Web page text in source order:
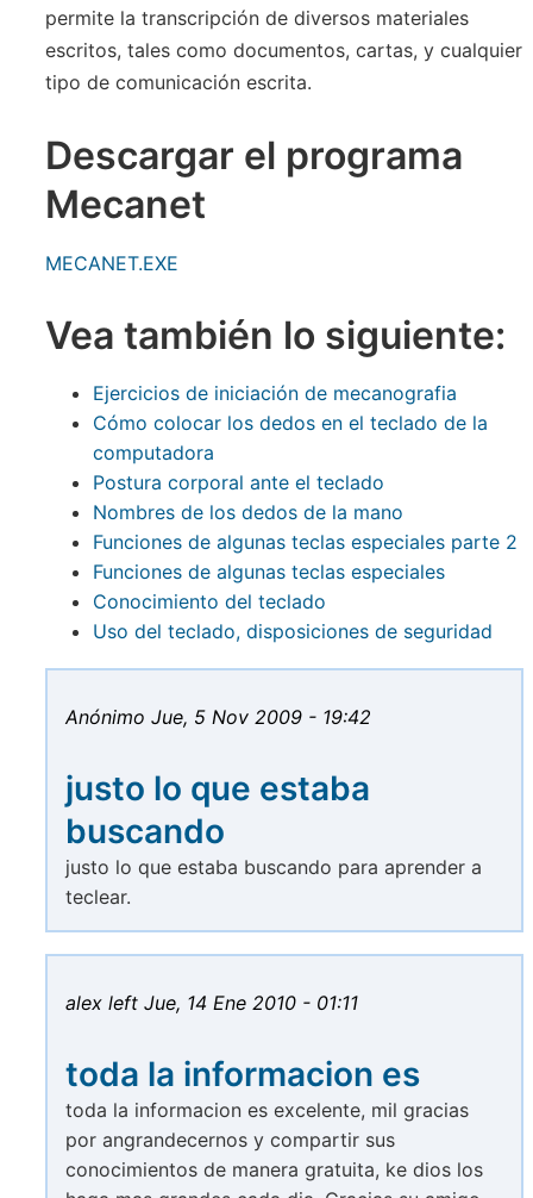
permite la transcripción de diversos materiales
escritos, tales como documentos, cartas, y cualquier
tipo de comunicación escrita.
Descargar el programa
Mecanet
MECANET.EXE
Vea también lo siguiente:
Ejercicios de iniciación de mecanografia
Cómo colocar los dedos en el teclado de la
computadora
Postura corporal ante el teclado
Nombres de los dedos de la mano
Funciones de algunas teclas especiales parte 2
Funciones de algunas teclas especiales
Conocimiento del teclado
Uso del teclado, disposiciones de seguridad
Anónimo Jue, 5 Nov 2009 - 19:42
justo lo que estaba
buscando
justo lo que estaba buscando para aprender a
teclear.
alex left Jue, 14 Ene 2010 - 01:11
toda la informacion es
toda la informacion es excelente, mil gracias
por angrandecernos y compartir sus
conocimientos de manera gratuita, ke dios los